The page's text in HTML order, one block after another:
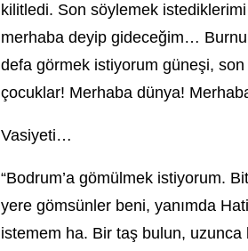
kilitledi. Son söylemek
merhaba deyip gideceğim…
defa görmek istiyorum güneşi,
çocuklar! Merhaba dünya!
Vasiyeti…
“Bodrum’a gömülmek istiyorum.
yere gömsünler beni, yanımda
istemem ha. Bir taş bulun, uzunca